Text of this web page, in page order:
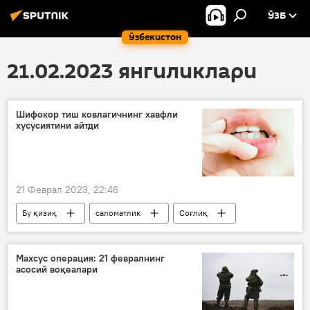
Ўзбекистон
ЎЗБ
21.02.2023 янгиликлари
Шифокор тиш ковлагичнинг хавфли
хусусиятини айтди
21 Феврал 2023, 22:46
Бу қизиқ саломатлик
Соғлиқ
Шифокор
Шифокорлар тавсияси
Доктор маслаҳати
Махсус операция: 21 февралнинг
асосий воқеалари